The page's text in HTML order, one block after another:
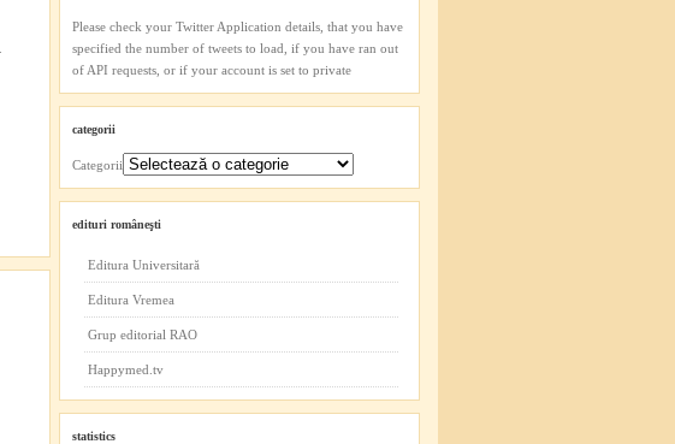
Please check your Twitter Application details, that you have
specified the number of tweets to load, if you have ran out
of API requests, or if your account is set to private
categorii
Categorii
edituri româneşti
Editura Universitară
Editura Vremea
Grup editorial RAO
Happymed.tv
statistics